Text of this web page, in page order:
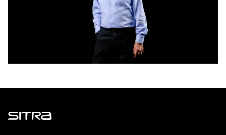
Sitra